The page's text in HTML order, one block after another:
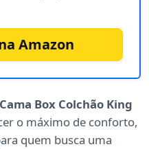
Amazon
Cama Box Colchão King
o máximo de conforto,
quem busca uma